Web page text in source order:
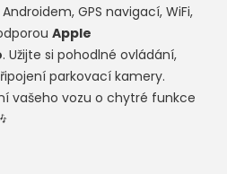
GPS navigací, WiFi,
Apple
. Užijte si pohodlné ovládání,
parkovací kamery.
vašeho vozu o chytré funkce